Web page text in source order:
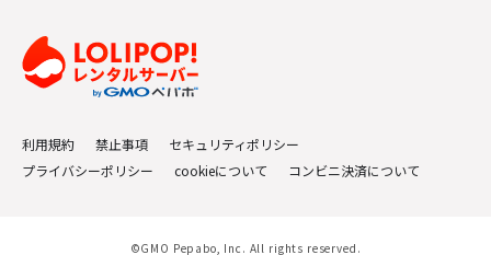
利用規約 禁止事項
セキュリティポリシー
プライバシーポリシー
cookieについて コンビニ決済について
©GMO Pepabo, Inc. All rights reserved.